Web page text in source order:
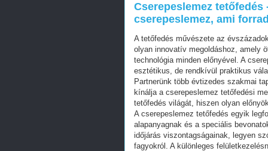
Cserepeslemez
cserepeslemez, ami
A tetőfedés művészete az
olyan innovatív megoldáshoz, amely
technológia minden előnyével. A
esztétikus, de rendkívül praktikus
Partnerünk több évtizedes szakmai
kínálja a cserepeslemez tetőfedési
tetőfedés világát, hiszen olyan
A cserepeslemez tetőfedés egyik
alapanyagnak és a speciális
időjárás viszontagságainak, legyen
fagyokról. A különleges